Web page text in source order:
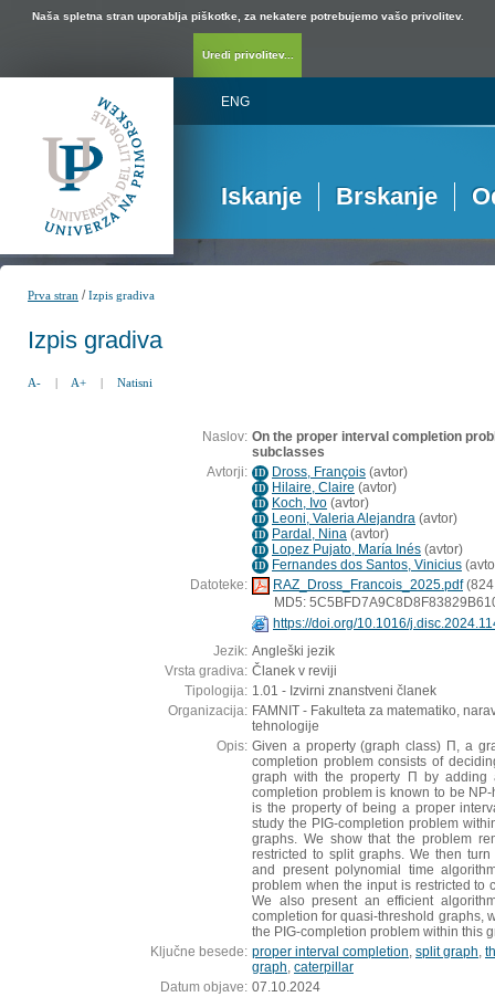
Naša spletna stran uporablja piškotke, za nekatere potrebujemo vašo privolitev.
Uredi privolitev...
ENG
Iskanje Brskanje
Prva stran /Izpis gradiva
Izpis gradiva
A- | A+ | Natisni
Naslov: On the proper interval completion
subclasses
Avtorji: ID Dross, François (avtor)
ID Hilaire, Claire (avtor)
ID Koch, Ivo (avtor)
ID Leoni, Valeria Alejandra (avtor)
ID Pardal, Nina (avtor)
ID Lopez Pujato, María Inés (avtor)
ID Fernandes dos Santos, Vinicius (
Datoteke:
RAZ_Dross_Francois_2025.pdf
MD5:
https://doi.org/10.1016/
Jezik: Angleški jezik
Vrsta gradiva: Članek v reviji
Tipologija: 1.01 - Izvirni znanstveni članek
Organizacija: FAMNIT - Fakulteta za matematiko,
tehnologije
Opis: Given a property (graph class) Π, a
completion problem consists of
graph with the property Π by
completion problem is known to be
is the property of being a proper
study the PIG-completion problem
graphs. We show that the problem
restricted to split graphs. We then
and present polynomial time
problem when the input is restricted to
We also present an efficient
completion for quasi-threshold graphs,
the PIG-completion problem within this
Ključne besede: proper interval completion split graph
graph caterpillar
Datum objave: 07.10.2024